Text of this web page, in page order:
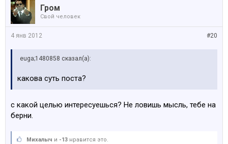
Гром
Свой человек
#20
4 янв 2012
euga;1480858 сказал(а):
какова суть поста?
с какой целью интересуешься? Не ловишь мысль, тебе на
берни.
Михалыч и -13 нравится это.